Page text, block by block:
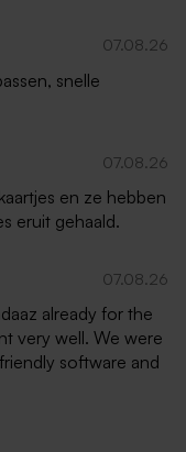
07.08.26
snelle
07.08.26
en ze hebben
eruit gehaald.
07.08.26
already for the
very well. We were
software and